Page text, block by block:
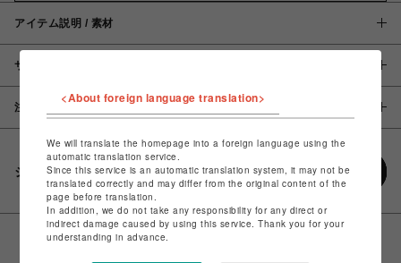
アイテム説明 / 素材
サイズ
注意事項
シェアする
<About foreign language translation>
We will translate the homepage into a foreign language using the
automatic translation service.
Since this service is an automatic translation system, it may not be
translated correctly and may differ from the original content of the
page before translation.
In addition, we do not take any responsibility for any direct or
indirect damage caused by using this service. Thank you for your
understanding in advance.